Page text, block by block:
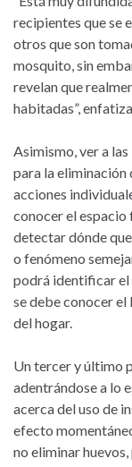
recipientes que se
otros que son
mosquito, sin
revelan que
habitadas”,
Asimismo, ver a
para la eliminación
acciones
conocer el espacio
detectar dónde
o fenómeno
podrá identificar el
se debe conocer
del hogar.
Un tercer y último
adentrándose a lo
acerca del uso de
efecto
no eliminar huevos,